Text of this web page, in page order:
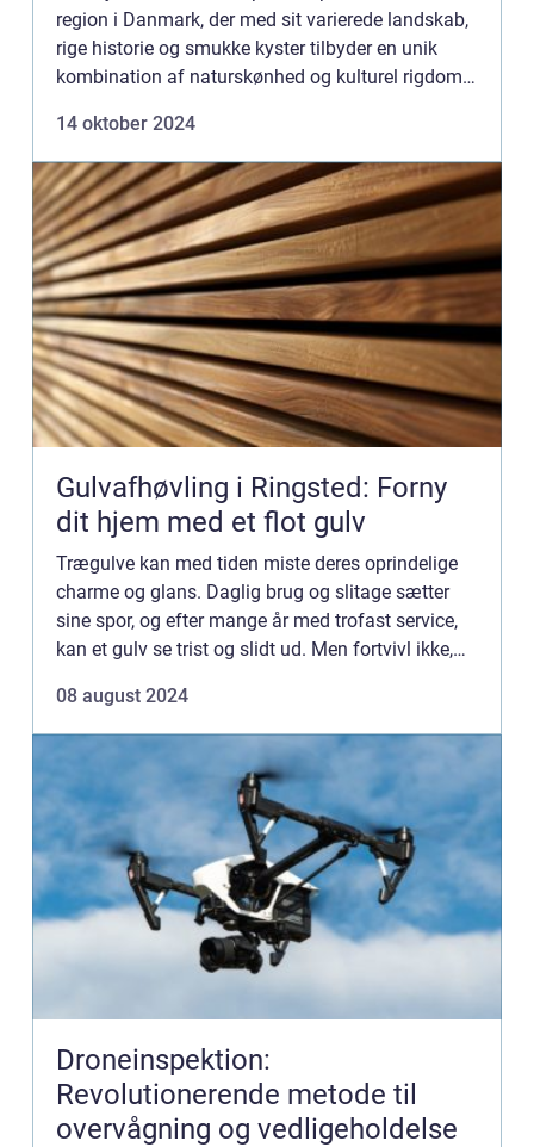
region i Danmark, der med sit varierede landskab,
rige historie og smukke kyster tilbyder en unik
kombination af naturskønhed og kulturel rigdom.
14 oktober 2024
Gulvafhøvling i Ringsted: Forny
dit hjem med et flot gulv
Trægulve kan med tiden miste deres oprindelige
charme og glans. Daglig brug og slitage sætter
sine spor, og efter mange år med trofast service,
kan et gulv se trist og slidt ud. Men fortvivl ikke,
08 august 2024
Droneinspektion:
Revolutionerende metode til
overvågning og vedligeholdelse